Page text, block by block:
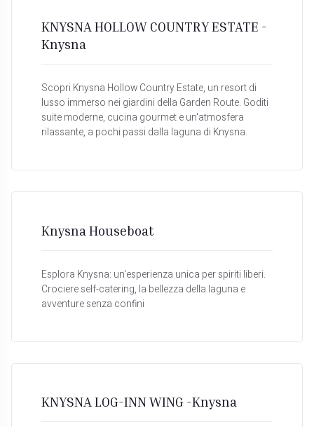
KNYSNA HOLLOW COUNTRY ESTATE -
Knysna
Scopri Knysna Hollow Country Estate, un resort di
lusso immerso nei giardini della Garden Route. Goditi
suite moderne, cucina gourmet e un'atmosfera
rilassante, a pochi passi dalla laguna di Knysna.
Knysna Houseboat
Esplora Knysna: un'esperienza unica per spiriti liberi.
Crociere self-catering, la bellezza della laguna e
avventure senza confini
KNYSNA LOG-INN WING -Knysna